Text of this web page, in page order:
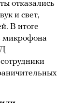
отказались
и свет,
В итоге
микрофона